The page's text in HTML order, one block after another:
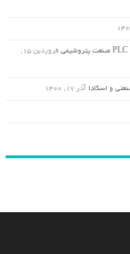
فروردین ۱۵,
و اسکادا آذر ۱۷, ۱۴۰۰